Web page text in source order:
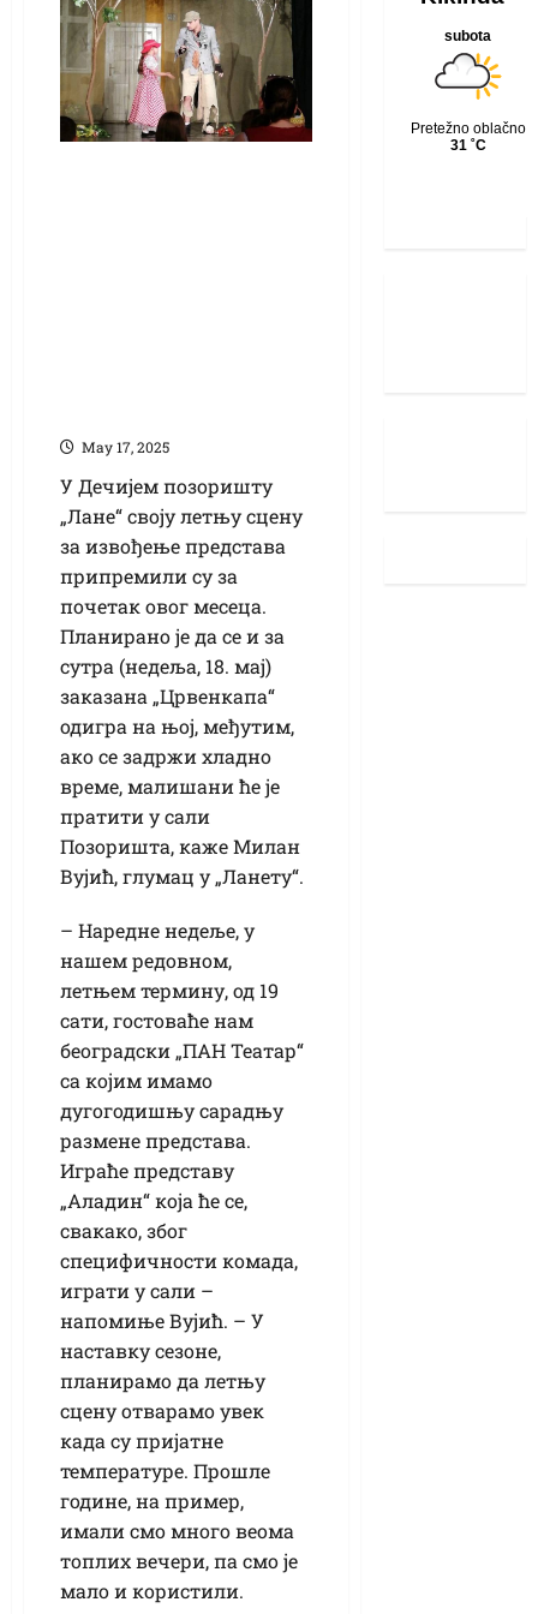
Маy 17, 2025
У Дечијем позоришту
„Лане“ своју летњу сцену
за извођење представа
припремили су за
почетак овог месеца.
Планирано је да се и за
сутра (недеља, 18. мај)
заказана „Црвенкапа“
одигра на њој, међутим,
ако се задржи хладно
време, малишани ће је
пратити у сали
Позоришта, каже Милан
Вујић, глумац у „Ланету“.
– Наредне недеље, у
нашем редовном,
летњем термину, од 19
сати, гостоваће нам
београдски „ПАН Театар“
са којим имамо
дугогодишњу сарадњу
размене представа.
Играће представу
„Аладин“ која ће се,
свакако, због
специфичности комада,
играти у сали –
напомиње Вујић. – У
наставку сезоне,
планирамо да летњу
сцену отварамо увек
када су пријатне
температуре. Прошле
године, на пример,
имали смо много веома
топлих вечери, па смо је
мало и користили.